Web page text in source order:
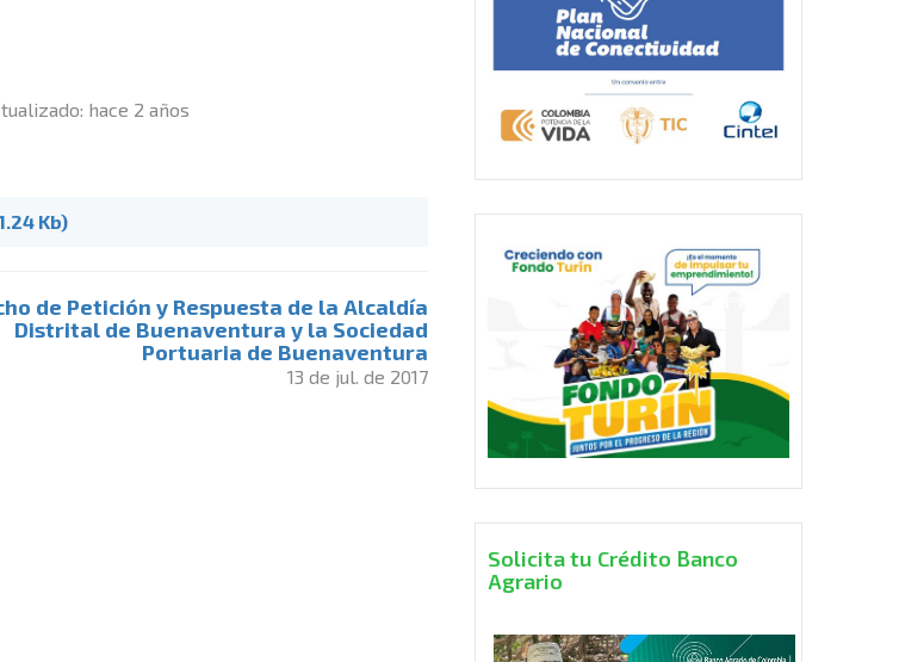
hace 2 años
Kb)
de Petición y Respuesta de la Alcaldía
Distrital de Buenaventura y la Sociedad
Portuaria de Buenaventura
13 de jul. de 2017
Solicita tu Crédito Banco
Agrario